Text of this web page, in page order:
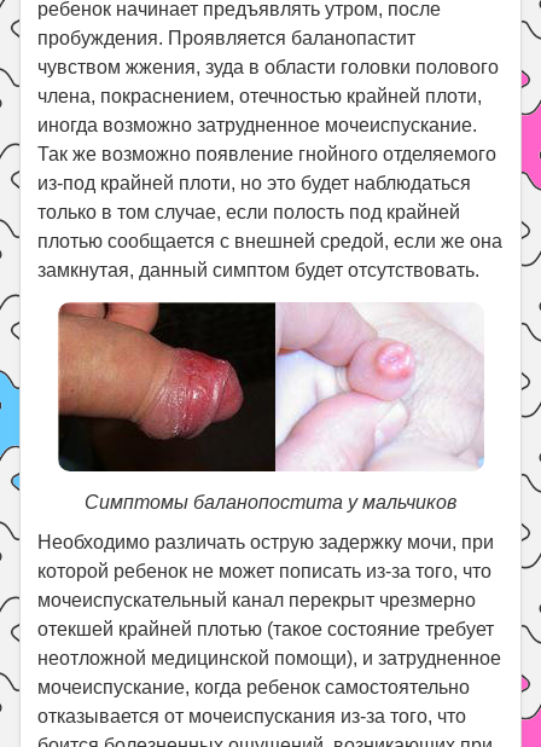
ребенок начинает предъявлять утром, после
пробуждения. Проявляется баланопастит
чувством жжения, зуда в области головки полового
члена, покраснением, отечностью крайней плоти,
иногда возможно затрудненное мочеиспускание.
Так же возможно появление гнойного отделяемого
из-под крайней плоти, но это будет наблюдаться
только в том случае, если полость под крайней
плотью сообщается с внешней средой, если же она
замкнутая, данный симптом будет отсутствовать.
Симптомы баланопостита у мальчиков
Необходимо различать острую задержку мочи, при
которой ребенок не может пописать из-за того, что
мочеиспускательный канал перекрыт чрезмерно
отекшей крайней плотью (такое состояние требует
неотложной медицинской помощи), и затрудненное
мочеиспускание, когда ребенок самостоятельно
отказывается от мочеиспускания из-за того, что